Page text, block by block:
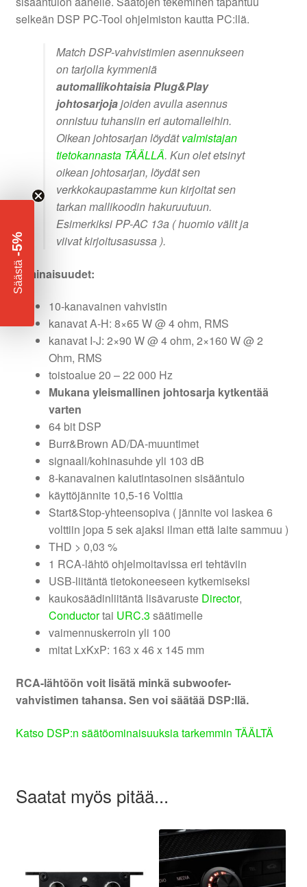
selkeän DSP PC-Tool ohjelmiston kautta PC:llä.
Match DSP-vahvistimien asennukseen
on tarjolla kymmeniä
automallikohtaisia Plug&Play
johtosarjojajoiden avulla asennus
onnistuu tuhansiin eri automalleihin.
Oikean johtosarjan löydätvalmistajan
tietokannasta TÄÄLLÄ. Kun olet etsinyt
oikean johtosarjan, löydät sen
verkkokaupastamme kun kirjoitat sen
tarkan mallikoodin hakuruutuun.
Esimerkiksi PP-AC 13a ( huomio välit ja
viivat kirjoitusasussa ).
Ominaisuudet:
10-kanavainen vahvistin
kanavat A-H: 8×65 W @ 4 ohm, RMS
kanavat I-J: 2×90 W @ 4 ohm, 2×160 W @ 2
Ohm, RMS
toistoalue 20 – 22 000 Hz
Mukana yleismallinen johtosarja kytkentää
varten
64 bit DSP
Burr&Brown AD/DA-muuntimet
signaali/kohinasuhde yli 103 dB
8-kanavainen kaiutintasoinen sisääntulo
käyttöjännite 10,5-16 Volttia
Start&Stop-yhteensopiva ( jännite voi laskea 6
volttiin jopa 5 sek ajaksi ilman että laite sammuu )
THD > 0,03 %
1 RCA-lähtö ohjelmoitavissa eri tehtäviin
USB-liitäntä tietokoneeseen kytkemiseksi
kaukosäädinliitäntä lisävaruste Director,
Conductortai URC.3 säätimelle
vaimennuskerroin yli 100
mitat LxKxP: 163 x 46 x 145 mm
RCA-lähtöön voit lisätä minkä subwoofer-
vahvistimen tahansa. Sen voi säätää DSP:llä.
Katso DSP:n säätöominaisuuksia tarkemmin TÄÄLTÄ
Saatat myös pitää...
Säästä
-5%